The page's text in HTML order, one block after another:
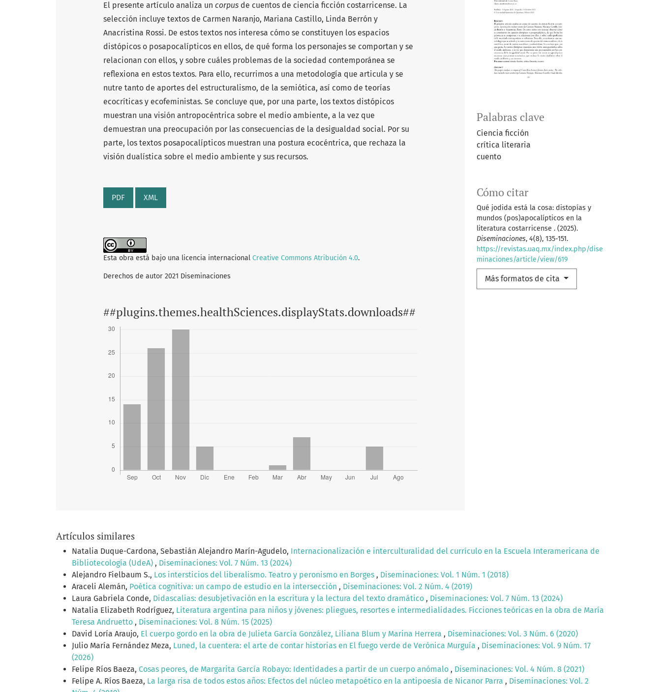
Palabras clave
Ciencia ficción
crítica literaria
cuento
Cómo citar
Qué jodida está la cosa: distopías y
mundos (pos)apocalípticos en la
literatura costarricense . (2025).
Diseminaciones, 4(8), 135-151.
https://revistas.uaq.mx/index.php/dise
minaciones/article/view/619
Más formatos de cita
El presente artículo analiza un corpus de cuentos de ciencia ficción costarricense. La
selección incluye textos de Carmen Naranjo, Mariana Castillo, Linda Berrón y
Anacristina Rossi. De estos textos nos interesa cómo se constituyen los espacios
distópicos o posapocalípticos en ellos, de qué forma los personajes se comportan y se
relacionan con ellos, y sobre cuáles problemas de la sociedad contemporánea se
reflexiona en estos textos. Para ello, recurrimos a una metodología que articula y se
nutre tanto de aportes del estructuralismo, de la semiótica, así como de teorías
ecocríticas y ecofeministas. Se concluye que, por una parte, los textos distópicos
muestran una visión antropocéntrica sobre el medio ambiente, a la vez que
demuestran una preocupación por las consecuencias de la desigualdad social. Por su
parte, los textos posapocalípticos muestran una postura ecocéntrica, que rechaza la
visión dualística sobre el medio ambiente y sus recursos.
PDF XML
Esta obra está bajo una licencia internacional Creative Commons Atribución 4.0.
Derechos de autor 2021 Diseminaciones
##plugins.themes.healthSciences.displayStats.downloads##
Artículos similares
Natalia Duque-Cardona, Sebastián Alejandro Marín-Agudelo, Internacionalización e interculturalidad del currículo en la Escuela Interamericana de
Bibliotecología (UdeA) , Diseminaciones: Vol. 7 Núm. 13 (2024)
Alejandro Fielbaum S., Los intersticios del liberalismo. Teatro y peronismo en Borges , Diseminaciones: Vol. 1 Núm. 1 (2018)
Araceli Alemán, Poética cognitiva: un campo de estudio en la intersección , Diseminaciones: Vol. 2 Núm. 4 (2019)
Laura Gabriela Conde, Didascalias: desubjetivación en la escritura y la lectura del texto dramático , Diseminaciones: Vol. 7 Núm. 13 (2024)
Natalia Elizabeth Rodríguez, Literatura argentina para niños y jóvenes: pliegues, resortes e intermedialidades. Ficciones teóricas en la obra de María
Teresa Andruetto , Diseminaciones: Vol. 8 Núm. 15 (2025)
David Loría Araujo, El cuerpo gordo en la obra de Julieta García González, Liliana Blum y Marina Herrera , Diseminaciones: Vol. 3 Núm. 6 (2020)
Julio María Fernández Meza, Luned, la cuentera: el arte de contar historias en El fuego verde de Verónica Murguía , Diseminaciones: Vol. 9 Núm. 17
(2026)
Felipe Ríos Baeza, Cosas peores, de Margarita García Robayo: Identidades a partir de un cuerpo anómalo , Diseminaciones: Vol. 4 Núm. 8 (2021)
Felipe A. Ríos Baeza, La larga risa de todos estos años: Efectos del núcleo metapoético en la antipoesía de Nicanor Parra , Diseminaciones: Vol. 2